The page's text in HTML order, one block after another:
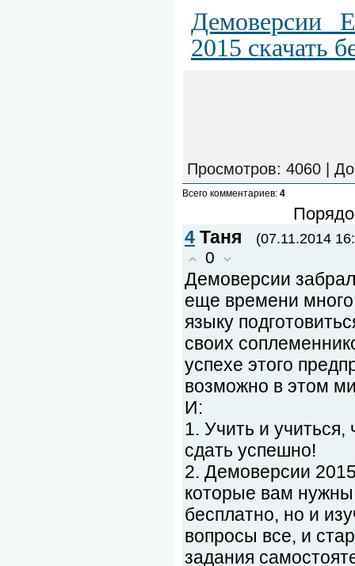
Демоверсии
2015 скачать
Просмотров: 4060 |
Всего комментариев: 4
4 Таня (07.11.2014
0
Демоверсии
еще времени
языку
своих
успехе этого
возможно в этом
И:
1. Учить и
сдать успешно!
2. Демоверсии
которые вам
бесплатно, но и
вопросы все, и
задания